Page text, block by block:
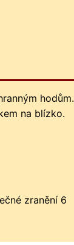
hodům.
na blízko.
zranění 6